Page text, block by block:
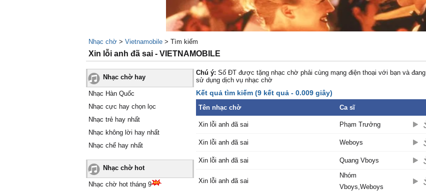
Nhạc chờ > Vietnamobile > Tìm kiếm
Xin lỗi anh đã sai - VIETNAMOBILE
Nhạc chờ hay
Nhạc Hàn Quốc
Nhạc cực hay chọn lọc
Nhạc trẻ hay nhất
Nhạc không lời hay nhất
Nhạc chế hay nhất
Nhạc chờ hot
Nhạc chờ hot tháng 9
Chú ý: Số ĐT được tặng nhạc chờ phải cùng mạng điện thoại với bạn và đang
sử dụng dịch vụ nhạc chờ
Kết quả tìm kiếm (9 kết quả - 0.009 giây)
Tên nhạc chờ Ca sĩ
Xin lỗi anh đã sai Phạm Trưởng
Xin lỗi anh đã sai Weboys
Xin lỗi anh đã sai Quang Vboys
Xin lỗi anh đã sai
Nhóm
Vboys,Weboys